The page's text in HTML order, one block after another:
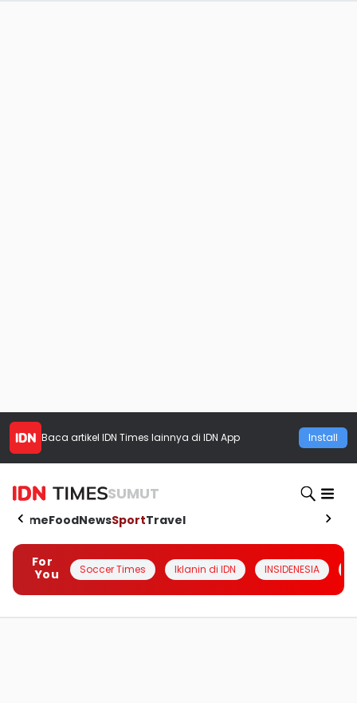
Baca artikel IDN Times lainnya di IDN App Install
SUMUT
HomeFoodNewsSportTravel
For
You
Soccer Times Iklanin di IDN INSIDENESIA